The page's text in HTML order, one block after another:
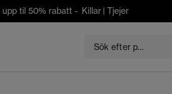
upp til 50% rabatt - Killar| Tjejer